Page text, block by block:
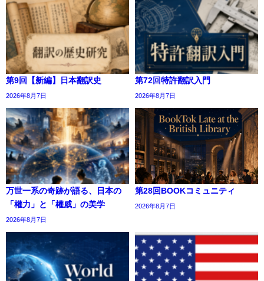
第9回【新編】日本翻訳史
2026年8月7日
第72回特許翻訳入門
2026年8月7日
万世一系の奇跡が語る、日本の
「權力」と「權威」の美学
2026年8月7日
第28回BOOKコミュニティ
2026年8月7日